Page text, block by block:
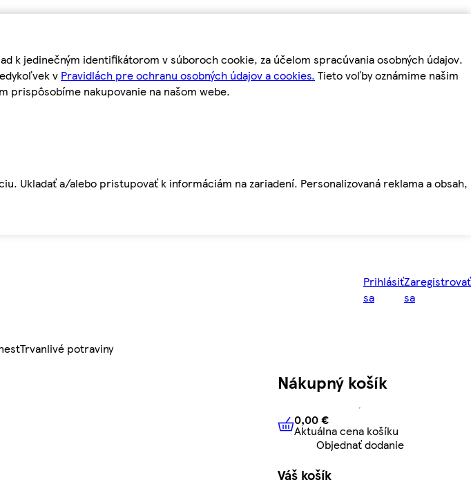
k jedinečným identifikátorom v súboroch cookie, za účelom spracúvania osobných údajov.
v Pravidlách pre ochranu osobných údajov a cookies. Tieto voľby oznámime našim
prispôsobíme nakupovanie na našom webe.
Ukladať a/alebo pristupovať k informáciám na zariadení. Personalizovaná reklama a obsah,
Prihlásiť
sa
Zaregistrovať
sa
Trvanlivé potraviny
Nákupný košík
0,00 € Aktuálna cena košíku
0,00 €
Aktuálna cena košíku
Objednať dodanie
Váš košík